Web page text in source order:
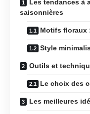
Les tendances à
saisonnières
Motifs floraux
Style
Outils et
Le choix des
Les meilleures